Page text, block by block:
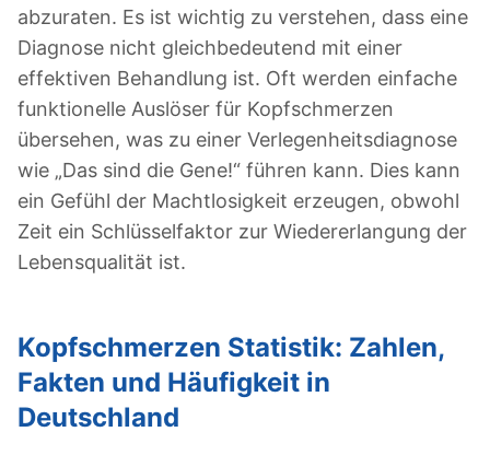
abzuraten. Es ist wichtig zu verstehen, dass eine
Diagnose nicht gleichbedeutend mit einer
effektiven Behandlung ist. Oft werden einfache
funktionelle Auslöser für Kopfschmerzen
übersehen, was zu einer Verlegenheitsdiagnose
wie „Das sind die Gene!“ führen kann. Dies kann
ein Gefühl der Machtlosigkeit erzeugen, obwohl
Zeit ein Schlüsselfaktor zur Wiedererlangung der
Lebensqualität ist.
Kopfschmerzen Statistik: Zahlen,
Fakten und Häufigkeit in
Deutschland